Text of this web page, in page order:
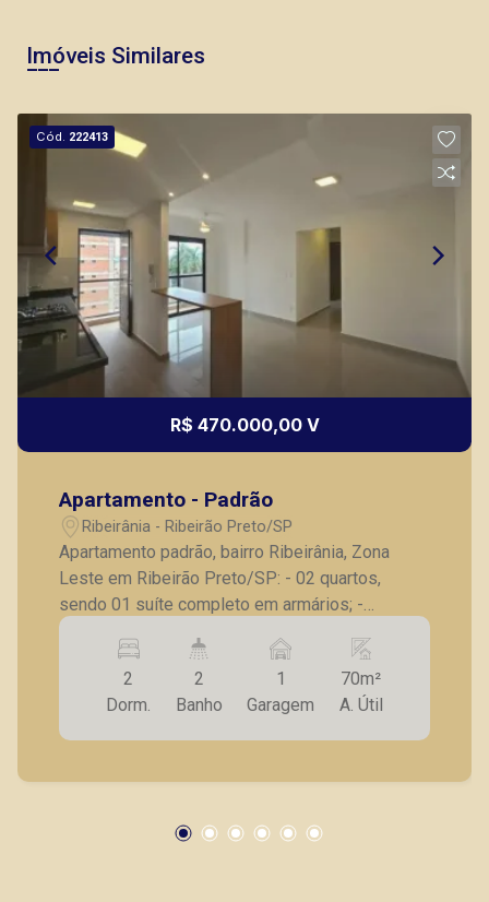
CORRETOR DE PLANTÃO
Lucelia Mariotti
(16) 99222-2915
CORRETOR DE PLANTÃO
Bráulio Alvarez
Imóveis Similares
Cód. 222413
R$ 470.000,00 V
Apartamento - Padrão
Ribeirânia - Ribeirão Preto/SP
Apartamento padrão, bairro Ribeirânia, Zona
Leste em Ribeirão Preto/SP: - 02 quartos,
sendo 01 suíte completo em armários; -
Banheiro social; - Sala para 2 ambientes; -
Cozinha planejada; - Lavanderia; - Varanda
gourmet; - 01 vaga de garagem. A Piramid tem
como objetivo atender seus clientes com
agilidade e segurança, em locação, vendas de
principais lançamentos da cidade de Ribeirão
2
Dorm.
2
Banho
1
Garagem
70m²
A. Útil